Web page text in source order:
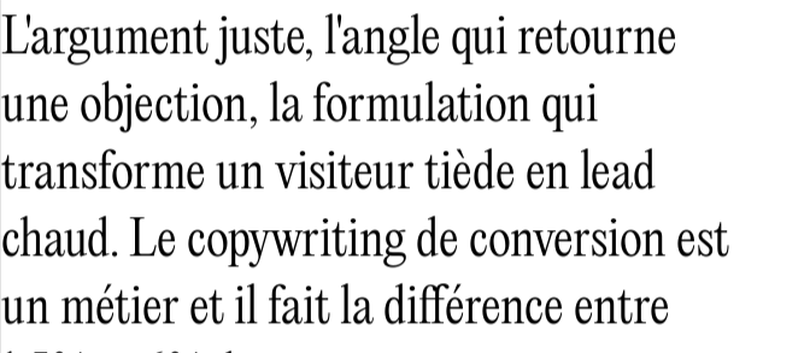
L'argument juste, l'angle qui retourne
une objection, la formulation qui
transforme un visiteur tiède en lead
chaud. Le copywriting de conversion est
un métier et il fait la différence entre